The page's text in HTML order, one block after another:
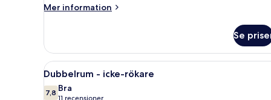
Mer information
Mer
tvåbäddsrum
Se
Öppna
alla
foton
En dubbelsäng med vita och
4
Dubbelrum - icke-rökare
7,87,8 av 10
Bra
11 recensioner